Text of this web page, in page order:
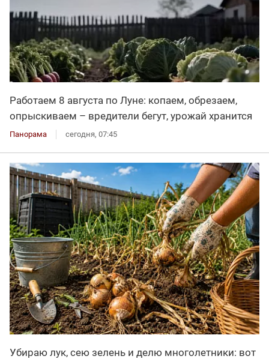
Работаем 8 августа по Луне: копаем, обрезаем,
опрыскиваем – вредители бегут, урожай хранится
Панорама сегодня, 07:45
Убираю лук, сею зелень и делю многолетники: вот